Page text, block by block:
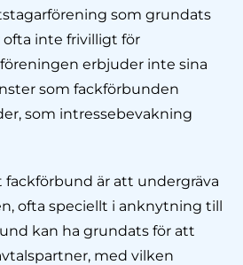
som grundats
ofta inte frivilligt för
erbjuder inte sina
som fackförbunden
som intressebevakning
är att undergräva
ofta speciellt i anknytning till
kan ha grundats för att
med vilken